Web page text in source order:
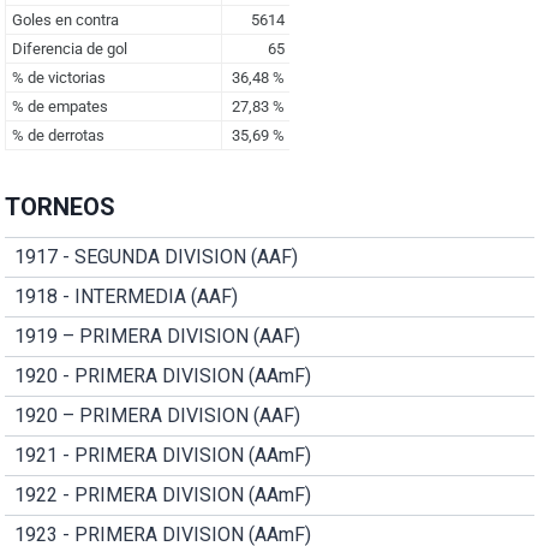
TORNEOS
1917 - SEGUNDA DIVISION (AAF)
1918 - INTERMEDIA (AAF)
1919 – PRIMERA DIVISION (AAF)
1920 - PRIMERA DIVISION (AAmF)
1920 – PRIMERA DIVISION (AAF)
1921 - PRIMERA DIVISION (AAmF)
1922 - PRIMERA DIVISION (AAmF)
1923 - PRIMERA DIVISION (AAmF)